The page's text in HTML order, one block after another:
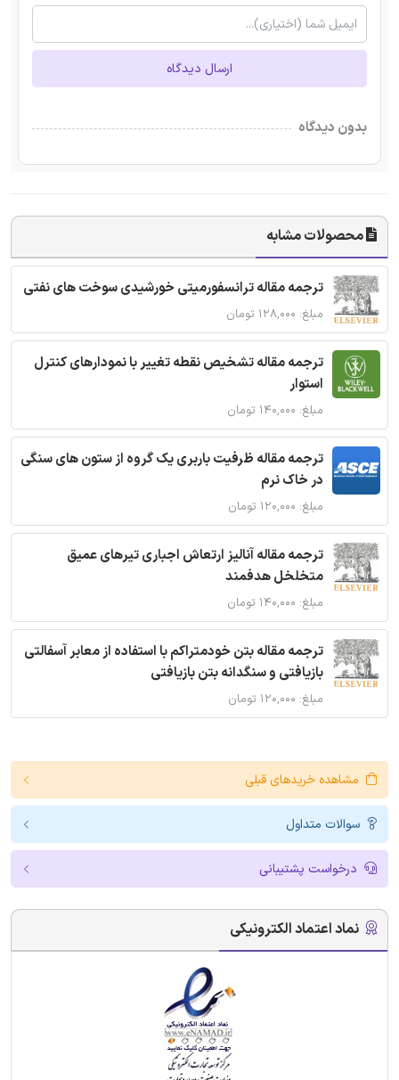
ارسال دیدگاه
بدون دیدگاه
محصولات مشابه
ترجمه مقاله ترانسفورمیتی خورشیدی سوخت های نفتی
مبلغ: ۱۲۸,۰۰۰ تومان
ترجمه مقاله تشخیص نقطه تغییر با نمودارهای کنترل
استوار
مبلغ: ۱۴۰,۰۰۰ تومان
ترجمه مقاله ظرفیت باربری یک گروه از ستون های سنگی
در خاک نرم
مبلغ: ۱۲۰,۰۰۰ تومان
ترجمه مقاله آنالیز ارتعاش اجباری تیرهای عمیق
متخلخل هدفمند
مبلغ: ۱۴۰,۰۰۰ تومان
ترجمه مقاله بتن خودمتراکم با استفاده از معابر آسفالتی
بازیافتی و سنگدانه بتن بازیافتی
مبلغ: ۱۲۰,۰۰۰ تومان
مشاهده خریدهای قبلی
سوالات متداول
درخواست پشتیبانی
نماد اعتماد الکترونیکی